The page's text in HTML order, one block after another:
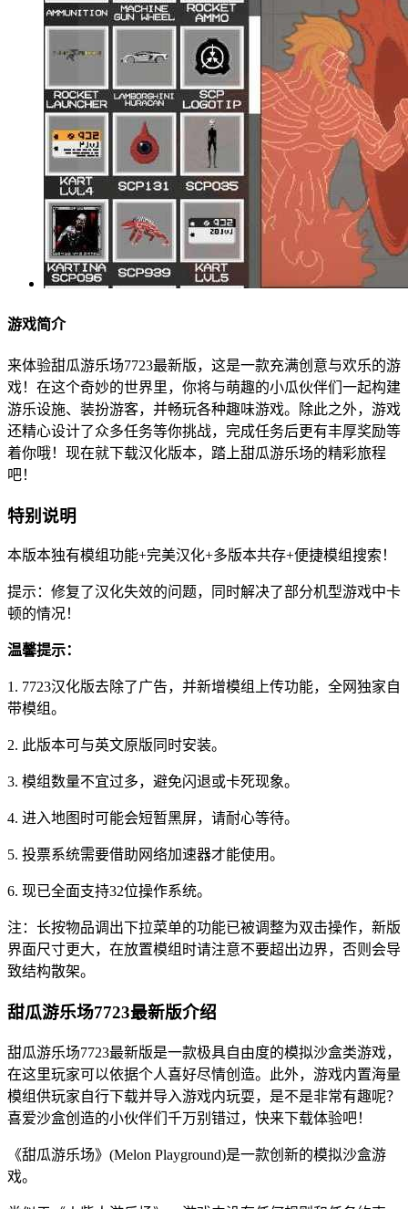
游戏简介
来体验甜瓜游乐场7723最新版，这是一款充满创意与欢乐的游
戏！在这个奇妙的世界里，你将与萌趣的小瓜伙伴们一起构建
游乐设施、装扮游客，并畅玩各种趣味游戏。除此之外，游戏
还精心设计了众多任务等你挑战，完成任务后更有丰厚奖励等
着你哦！现在就下载汉化版本，踏上甜瓜游乐场的精彩旅程
吧！
特别说明
本版本独有模组功能+完美汉化+多版本共存+便捷模组搜索！
提示：修复了汉化失效的问题，同时解决了部分机型游戏中卡
顿的情况！
温馨提示：
1. 7723汉化版去除了广告，并新增模组上传功能，全网独家自
带模组。
2. 此版本可与英文原版同时安装。
3. 模组数量不宜过多，避免闪退或卡死现象。
4. 进入地图时可能会短暂黑屏，请耐心等待。
5. 投票系统需要借助网络加速器才能使用。
6. 现已全面支持32位操作系统。
注：长按物品调出下拉菜单的功能已被调整为双击操作，新版
界面尺寸更大，在放置模组时请注意不要超出边界，否则会导
致结构散架。
甜瓜游乐场7723最新版介绍
甜瓜游乐场7723最新版是一款极具自由度的模拟沙盒类游戏，
在这里玩家可以依据个人喜好尽情创造。此外，游戏内置海量
模组供玩家自行下载并导入游戏内玩耍，是不是非常有趣呢？
喜爱沙盒创造的小伙伴们千万别错过，快来下载体验吧！
《甜瓜游乐场》(Melon Playground)是一款创新的模拟沙盒游
戏。